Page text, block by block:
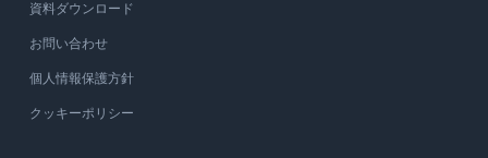
資料ダウンロード
お問い合わせ
個人情報保護方針
クッキーポリシー